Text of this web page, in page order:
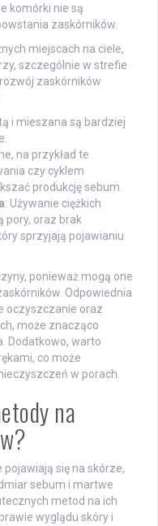
komórki nie są
zaskórników.
miejscach na ciele,
szczególnie w strefie
zaskórników
i mieszana są bardziej
na przykład te
czy cyklem
produkcję sebum.
: Używanie ciężkich
pory, oraz brak
sprzyjają pojawianiu
ponieważ mogą one
Odpowiednia
oczyszczanie oraz
może znacząco
Dodatkowo, warto
co może
w porach.
na
pojawiają się na skórze,
sebum i martwe
metod na ich
wyglądu skóry i